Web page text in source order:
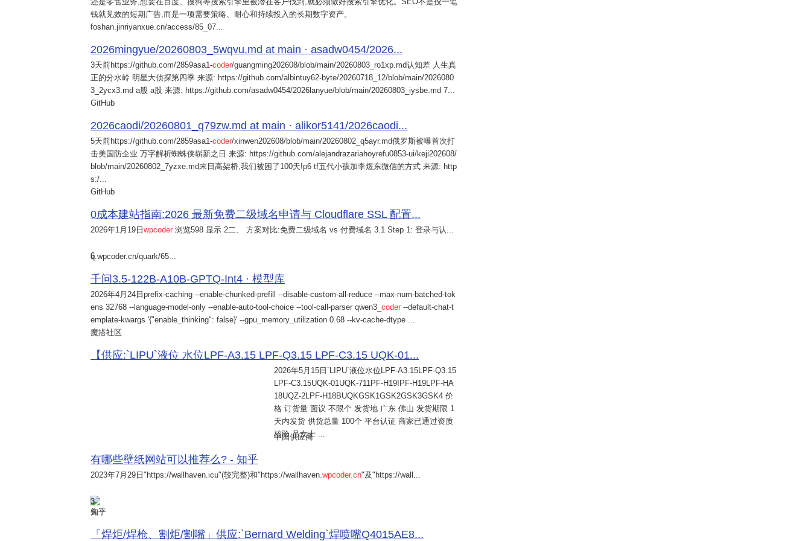
钱就见效的短期广告,而是一项需要策略、耐心和持续投入的长期数字资产。
foshan.jinriyanxue.cn/access/85_07...
2026mingyue/20260803_5wqvu.md at main · asadw0454/2026...
3天前https://github.com/2859asa1-coder/guangming202608/blob/main/20260803_ro1xp.md认知差 人生真
正的分水岭 明星大侦探第四季 来源: https://github.com/albintuy62-byte/20260718_12/blob/main/2026080
3_2ycx3.md a股 a股 来源: https://github.com/asadw0454/2026lanyue/blob/main/20260803_iysbe.md 7...
GitHub
2026caodi/20260801_q79zw.md at main · alikor5141/2026caodi...
5天前https://github.com/2859asa1-coder/xinwen202608/blob/main/20260802_q5ayr.md俄罗斯被曝首次打
击美国防企业 万字解析蜘蛛侠崭新之日 来源: https://github.com/alejandrazariahoyrefu0853-ui/keji202608/
blob/main/20260802_7yzxe.md末日高架桥,我们被困了100天!p6 tf五代小孩加李煜东微信的方式 来源: http
s:/...
GitHub
0成本建站指南:2026 最新免费二级域名申请与 Cloudflare SSL 配置...
2026年1月19日wpcoder 浏览598 显示 2二、 方案对比:免费二级域名 vs 付费域名 3.1 Step 1: 登录与认...
6
q.wpcoder.cn/quark/65...
千问3.5-122B-A10B-GPTQ-Int4 · 模型库
2026年4月24日 prefix-caching --enable-chunked-prefill --disable-custom-all-reduce --max-num-batched-tok
ens 32768 --language-model-only --enable-auto-tool-choice --tool-call-parser qwen3_ coder --default-chat-t
emplate-kwargs '{"enable_thinking": false}' --gpu_memory_utilization 0.68 --kv-cache-dtype ...
魔搭社区
【供应:`LIPU`液位 水位LPF-A3.15 LPF-Q3.15 LPF-C3.15 UQK-01...
2026年5月15日 `LIPU`液位水位LPF-A3.15LPF-Q3.15
LPF-C3.15UQK-01UQK-711PF-H19IPF-H19LPF-HA
18UQZ-2LPF-H18BUQKGSK1GSK2GSK3GSK4 价
格 订货量 面议 不限个 发货地 广东 佛山 发货期限 1
天内发货 供货总量 100个 平台认证 商家已通过资质
核验 吕女士 ...
中国供应商
有哪些壁纸网站可以推荐么? - 知乎
2023年7月29日 "https://wallhaven.icu"(较完整)和"https://wallhaven.wpcoder.cn"及"https://wall...
3
知乎
「焊炬/焊枪、割炬/割嘴」供应:`Bernard Welding`焊喷嘴Q4015AE8...